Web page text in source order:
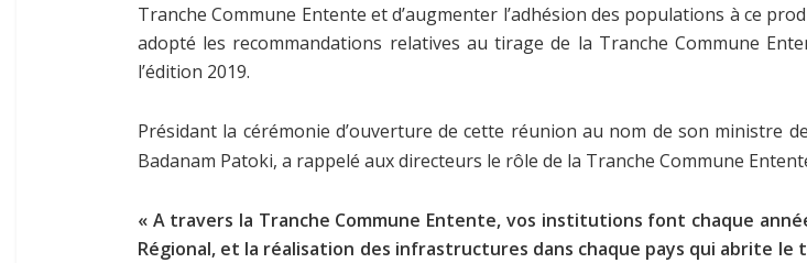
Tranche Commune Entente et d’augmenter l’adhésion des populations à ce
adopté les recommandations relatives au tirage de la Tranche Commune
l’édition 2019.
Présidant la cérémonie d’ouverture de cette réunion au nom de son ministre
Badanam Patoki, a rappelé aux directeurs le rôle de la Tranche Commune
« A travers la Tranche Commune Entente, vos institutions font chaque
Régional, et la réalisation des infrastructures dans chaque pays qui abrite